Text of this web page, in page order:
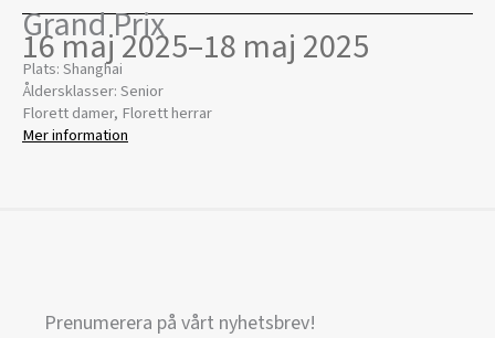
Grand Prix
16 maj 2025–18 maj 2025
Plats: Shanghai
Åldersklasser: Senior
Florett damer, Florett herrar
Mer information
Prenumerera på vårt nyhetsbrev!